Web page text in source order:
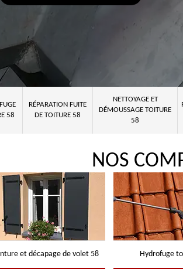
58
RÉPARATION FUITE
DE TOITURE 58
NETTOYAGE ET
DÉMOUSSAGE TOITURE
58
NOS
et décapage de volet 58 Hydrofuge